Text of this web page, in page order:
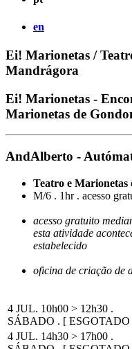
en
Ei! Marionetas /
Mandrágora
Ei! Marionetas -
Marionetas de
AndAlberto -
Teatro e
M/6 . 1hr . acesso
acesso gratuito
esta atividade
estabelecido
oficina de criação de
4 JUL. 10h00 > 12h30 .
SÁBADO . [ ESGOTADO
4 JUL. 14h30 > 17h00 .